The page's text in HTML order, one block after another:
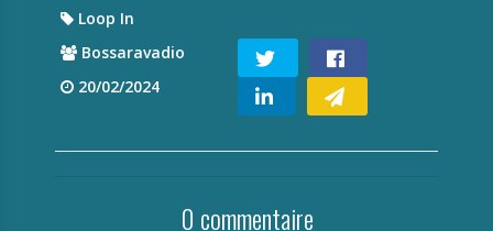
Loop In
Bossaravadio
20/02/2024
0 commentaire